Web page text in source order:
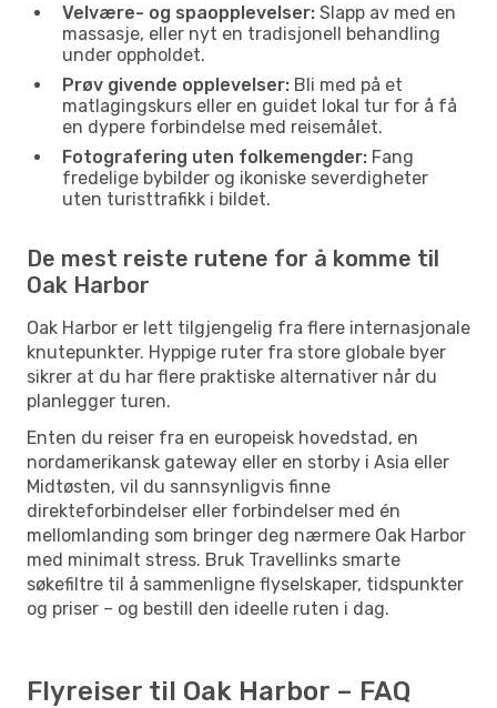
Velvære- og spaopplevelser: Slapp av med en
massasje, eller nyt en tradisjonell behandling
under oppholdet.
Prøv givende opplevelser: Bli med på et
matlagingskurs eller en guidet lokal tur for å få
en dypere forbindelse med reisemålet.
Fotografering uten folkemengder: Fang
fredelige bybilder og ikoniske severdigheter
uten turisttrafikk i bildet.
De mest reiste rutene for å komme til
Oak Harbor
Oak Harbor er lett tilgjengelig fra flere internasjonale
knutepunkter. Hyppige ruter fra store globale byer
sikrer at du har flere praktiske alternativer når du
planlegger turen.
Enten du reiser fra en europeisk hovedstad, en
nordamerikansk gateway eller en storby i Asia eller
Midtøsten, vil du sannsynligvis finne
direkteforbindelser eller forbindelser med én
mellomlanding som bringer deg nærmere Oak Harbor
med minimalt stress. Bruk Travellinks smarte
søkefiltre til å sammenligne flyselskaper, tidspunkter
og priser – og bestill den ideelle ruten i dag.
Flyreiser til Oak Harbor – FAQ